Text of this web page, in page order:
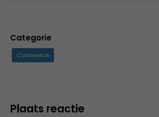
Categorie
Commerce
Plaats reactie